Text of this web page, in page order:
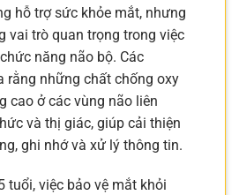
hỗ trợ sức khỏe mắt, nhưng
vai trò quan trọng trong việc
năng não bộ. Các
rằng những chất chống oxy
cao ở các vùng não liên
và thị giác, giúp cải thiện
ghi nhớ và xử lý thông tin.
tuổi, việc bảo vệ mắt khỏi